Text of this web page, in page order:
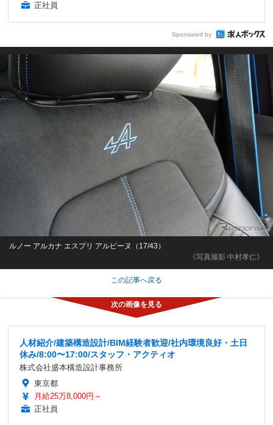
正社員
Sponsored by
《写真撮影 中村孝仁》
ルノー アルカナ エスプリ アルピーヌ（17/43）
この記事へ戻る
人材紹介/建築構造設計/BIM経験者歓迎/社内環境良好・土日
休み/8:00〜17:00/スタッフ・アクティオ
株式会社盛本構造設計事務所
東京都
月給25万8,000円～
正社員